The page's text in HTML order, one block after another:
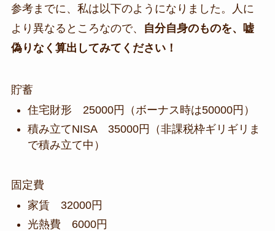
参考までに、私は以下のようになりました。人に
より異なるところなので、
自分自身のものを、嘘
偽りなく算出してみてください！
貯蓄
住宅財形 25000円（ボーナス時は50000円）
積み立てNISA 35000円（非課税枠ギリギリま
で積み立て中）
固定費
家賃 32000円
光熱費 6000円